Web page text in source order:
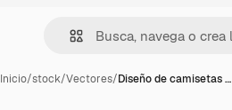
Inicio/stock/Vectores/Diseño de camisetas …